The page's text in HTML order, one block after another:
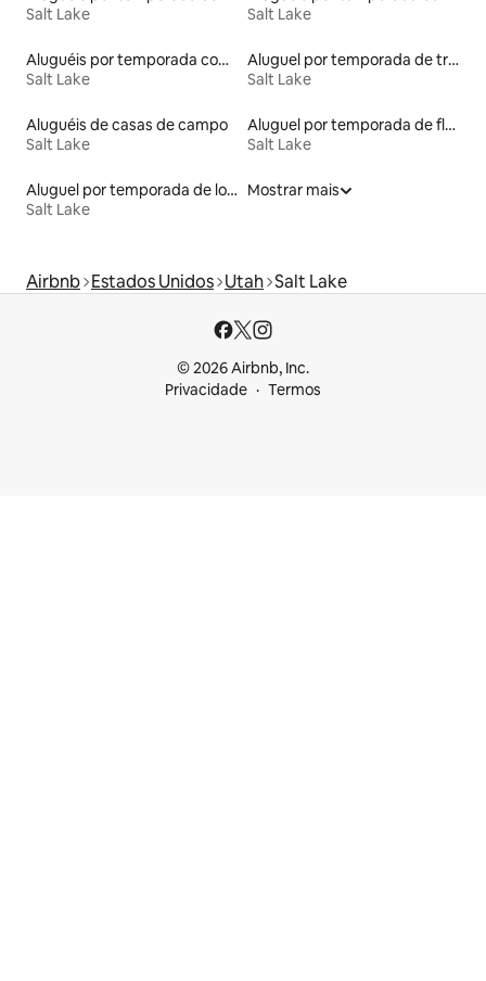
Salt Lake
Salt Lake
Aluguéis por temporada com café da manhã
Salt Lake
Aluguel por temporada de trailers
Salt Lake
Aluguéis de casas de campo
Salt Lake
Aluguel por temporada de flats
Salt Lake
Aluguel por temporada de lofts
Salt Lake
Mostrar mais
Airbnb Estados Unidos Utah Salt Lake
© 2026 Airbnb, Inc.
Privacidade
Termos